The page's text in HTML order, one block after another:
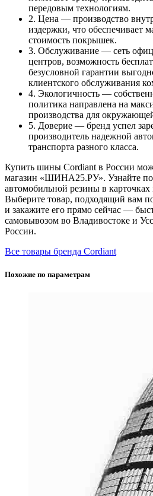
передовым технологиям.
2. Цена — производство
издержки, что обеспечивает
стоимость покрышек.
3. Обслуживание — сеть
центров, возможность
безусловной гарантии
клиентского обслуживания
4. Экологичность —
политика направлена на
производства для
5. Доверие — бренд успел
производитель надежной
транспорта разного класса.
Купить шины Cordiant в России
магазин «ШИНА25.РУ». Узнайте
автомобильной резины в карточках
Выберите товар, подходящий вам
и закажите его прямо сейчас —
самовывозом во Владивостоке и
России.
Все товары бренда Cordiant
Похожие по параметрам